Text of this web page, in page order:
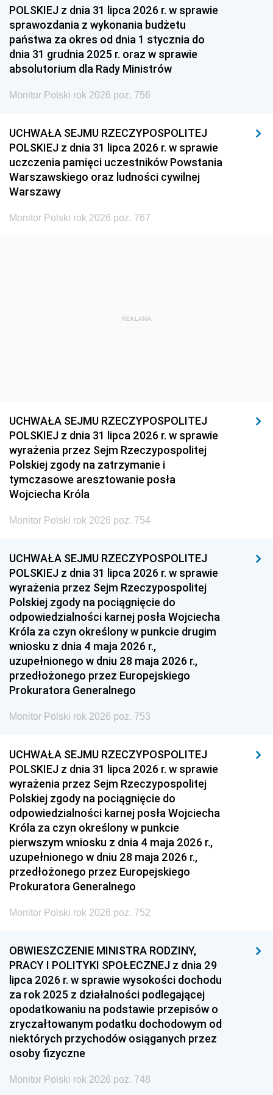
1951 1950
1948 1947 1946
1939 1938
POLSKIEJ z dnia 31 lipca 2026 r. w sprawie
sprawozdania z wykonania budżetu
państwa za okres od dnia 1 stycznia do
dnia 31 grudnia 2025 r. oraz w sprawie
absolutorium dla Rady Ministrów
Monitor Polski rok 2026 poz. 756
UCHWAŁA SEJMU RZECZYPOSPOLITEJ
POLSKIEJ z dnia 31 lipca 2026 r. w sprawie
uczczenia pamięci uczestników Powstania
Warszawskiego oraz ludności cywilnej
Warszawy
Monitor Polski rok 2026 poz. 767
REKLAMA
UCHWAŁA SEJMU RZECZYPOSPOLITEJ
POLSKIEJ z dnia 31 lipca 2026 r. w sprawie
wyrażenia przez Sejm Rzeczypospolitej
Polskiej zgody na zatrzymanie i
tymczasowe aresztowanie posła
Wojciecha Króla
Monitor Polski rok 2026 poz. 754
UCHWAŁA SEJMU RZECZYPOSPOLITEJ
POLSKIEJ z dnia 31 lipca 2026 r. w sprawie
wyrażenia przez Sejm Rzeczypospolitej
Polskiej zgody na pociągnięcie do
odpowiedzialności karnej posła Wojciecha
Króla za czyn określony w punkcie drugim
wniosku z dnia 4 maja 2026 r.,
uzupełnionego w dniu 28 maja 2026 r.,
przedłożonego przez Europejskiego
Prokuratora Generalnego
Monitor Polski rok 2026 poz. 753
UCHWAŁA SEJMU RZECZYPOSPOLITEJ
POLSKIEJ z dnia 31 lipca 2026 r. w sprawie
wyrażenia przez Sejm Rzeczypospolitej
Polskiej zgody na pociągnięcie do
odpowiedzialności karnej posła Wojciecha
Króla za czyn określony w punkcie
pierwszym wniosku z dnia 4 maja 2026 r.,
uzupełnionego w dniu 28 maja 2026 r.,
przedłożonego przez Europejskiego
Prokuratora Generalnego
Monitor Polski rok 2026 poz. 752
OBWIESZCZENIE MINISTRA RODZINY,
PRACY I POLITYKI SPOŁECZNEJ z dnia 29
lipca 2026 r. w sprawie wysokości dochodu
za rok 2025 z działalności podlegającej
opodatkowaniu na podstawie przepisów o
zryczałtowanym podatku dochodowym od
niektórych przychodów osiąganych przez
osoby fizyczne
Monitor Polski rok 2026 poz. 748